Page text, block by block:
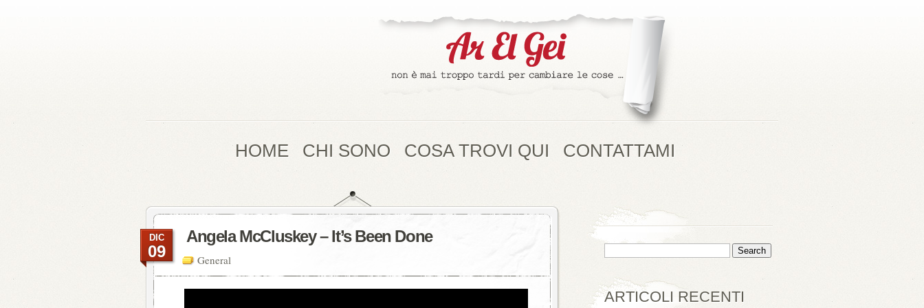
HOME CHI SONO COSA TROVI QUI CONTATTAMI
Angela McCluskey – It’s Been Done
General
DIC
09
ARTICOLI RECENTI